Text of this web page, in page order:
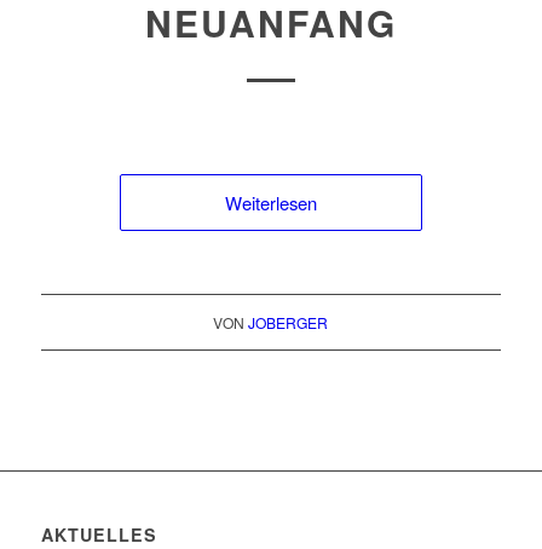
NEUANFANG
Weiterlesen
VONJOBERGER
AKTUELLES